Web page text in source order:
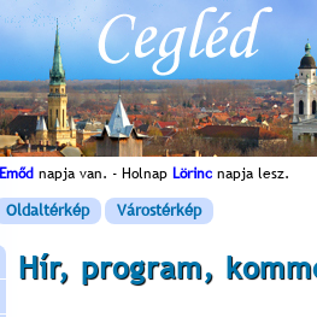
Emőd napja van. - Holnap Lörinc napja lesz.
Oldaltérkép Várostérkép
Hír, program,